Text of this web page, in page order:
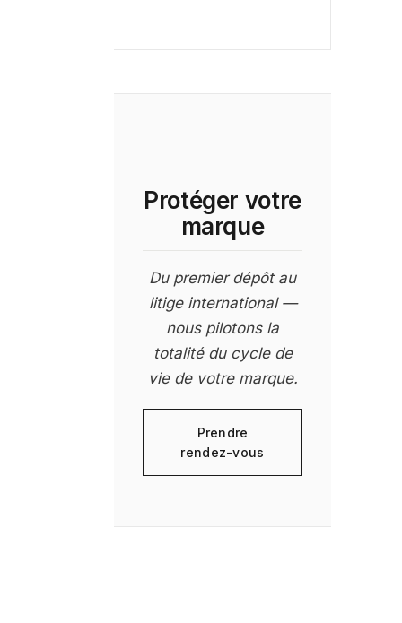
Protéger votre
marque
Du premier dépôt au
litige international —
nous pilotons la
totalité du cycle de
vie de votre marque.
Prendre
rendez-vous